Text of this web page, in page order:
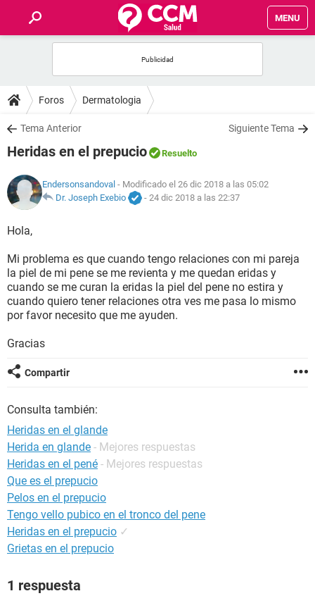
MENU
FOROS
SALUD
NUTRICIÓN
BIENESTAR
SEXUALIDAD
GLOSARIO
Foros Dermatologia
Tema Anterior Siguiente Tema
Heridas en el prepucio Resuelto
Endersonsandoval - Modificado el 26 dic 2018 a las 05:02
Dr. Joseph Exebio
- 24 dic 2018 a las 22:37
Hola,
Mi problema es que cuando tengo relaciones con mi pareja
la piel de mi pene se me revienta y me quedan eridas y
cuando se me curan la eridas la piel del pene no estira y
cuando quiero tener relaciones otra ves me pasa lo mismo
por favor necesito que me ayuden.
Gracias
Compartir
Consulta también:
Heridas en el glande
Herida en glande - Mejores respuestas
Heridas en el pené - Mejores respuestas
Que es el prepucio
Pelos en el prepucio
Tengo vello pubico en el tronco del pene
Heridas en el prepucio ✓
Grietas en el prepucio
1 respuesta